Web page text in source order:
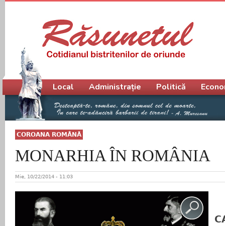
COROANA ROMÂNĂ
MONARHIA ÎN ROMÂNIA
Mie, 10/22/2014 - 11:03
Meniu principal
Local Administrație Politică